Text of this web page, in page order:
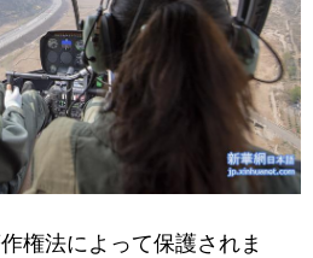
権法によって保護されま